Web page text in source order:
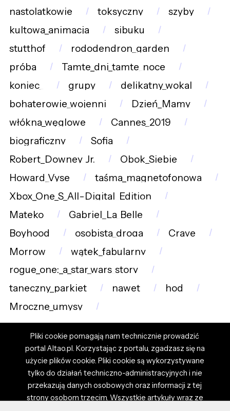
nastolatkowie
toksyczny
szyby
kultowa_animacja
sibuku
stutthof
rododendron_garden
próba
Tamte_dni_tamte_noce
koniec_
grupy
delikatny_wokal
bohaterowie_wojenni
Dzień_Mamy
włókna_węglowe
Cannes_2019
biograficzny
Sofia
Robert_Downey_Jr.
Obok_Siebie
Howard_Vyse
taśma_magnetofonowa
Xbox_One_S_All-Digital_Edition
Mateko
Gabriel_La_Belle
Boyhood
osobista_droga
Crave
Morrow
wątek_fabularny
rogue_one:_a_star_wars_story
taneczny_parkiet
nawet
hod
Mroczne_umysy
Pliki cookie pomagają nam technicznie prowadzić
portal Altao.pl. Korzystając z portalu, zgadzasz się na
użycie plików cookie. Pliki cookie są wykorzystywane
tylko do działań techniczno-administracyjnych i nie
przekazują danych osobowych oraz informacji z tej
strony osobom trzecim. Wszystkie artykuły wraz ze